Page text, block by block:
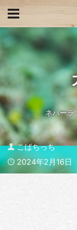
ネバーラ
Author
こばちっち
Published
2024年2月16日